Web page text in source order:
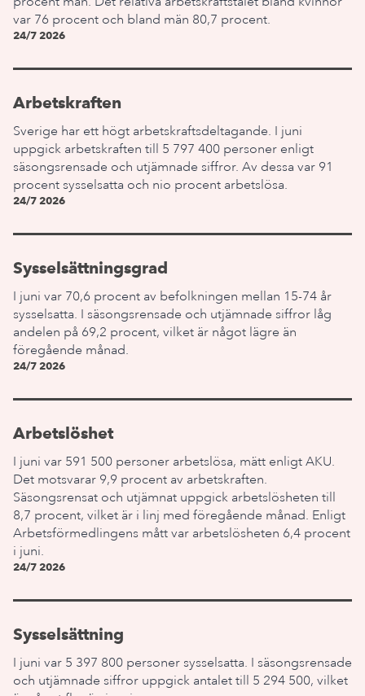
var 76 procent och bland män 80,7 procent.
24/7 2026
Arbetskraften
Sverige har ett högt arbetskraftsdeltagande. I juni
uppgick arbetskraften till 5 797 400 personer enligt
säsongsrensade och utjämnade siffror. Av dessa var 91
procent sysselsatta och nio procent arbetslösa.
24/7 2026
Sysselsättningsgrad
I juni var 70,6 procent av befolkningen mellan 15-74 år
sysselsatta. I säsongsrensade och utjämnade siffror låg
andelen på 69,2 procent, vilket är något lägre än
föregående månad.
24/7 2026
Arbetslöshet
I juni var 591 500 personer arbetslösa, mätt enligt AKU.
Det motsvarar 9,9 procent av arbetskraften.
Säsongsrensat och utjämnat uppgick arbetslösheten till
8,7 procent, vilket är i linj med föregående månad. Enligt
Arbetsförmedlingens mått var arbetslösheten 6,4 procent
i juni.
24/7 2026
Sysselsättning
I juni var 5 397 800 personer sysselsatta. I säsongsrensade
och utjämnade siffror uppgick antalet till 5 294 500, vilket